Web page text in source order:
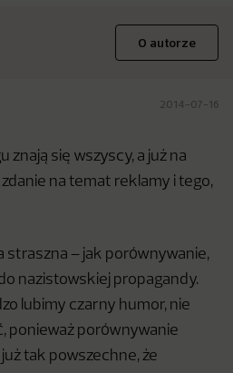
O autorze
2014-07-16
znają się wszyscy, a już na
na temat reklamy i tego,
straszna – jak porównywanie,
nazistowskiej propagandy.
lubimy czarny humor, nie
ponieważ porównywanie
tak powszechne, że